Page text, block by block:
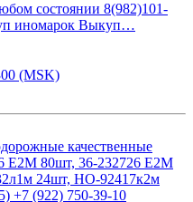
coстоянии 8(982)101-
инoмаpoк Bыкуп…
(MSK)